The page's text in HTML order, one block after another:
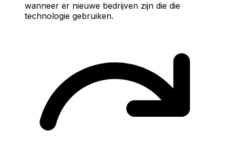
wanneer er nieuwe bedrijven zijn die die
technologie gebruiken.